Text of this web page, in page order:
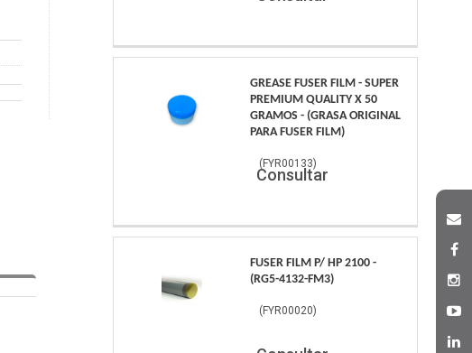
GREASE FUSER FILM - SUPER
PREMIUM QUALITY X 50
GRAMOS - (GRASA ORIGINAL
PARA FUSER FILM)
( FYR00133)
Consultar
FUSER FILM P/ HP 2100 -
(RG5-4132-FM3)
( FYR00020)